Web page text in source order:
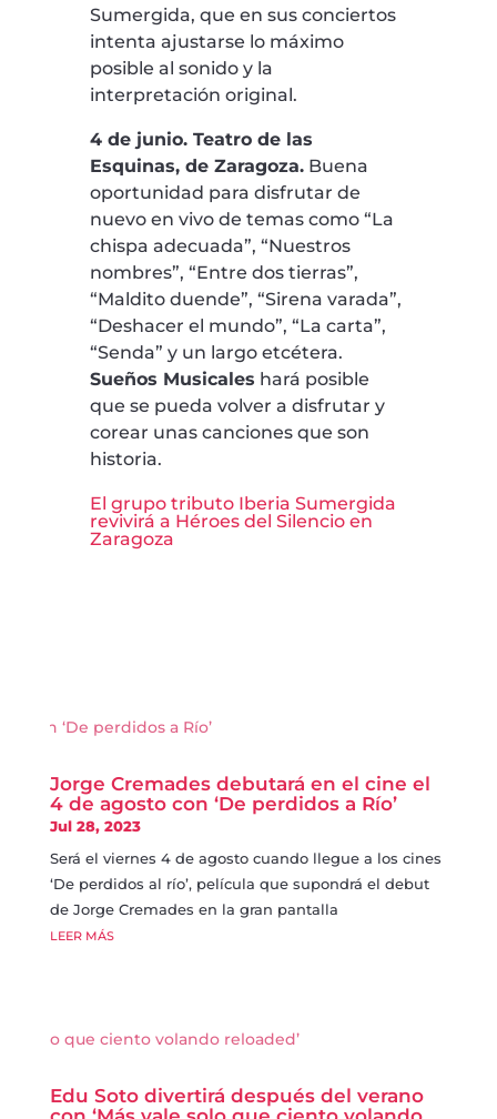
Sumergida, que en sus conciertos
intenta ajustarse lo máximo
posible al sonido y la
interpretación original.
4 de junio. Teatro de las
Esquinas, de Zaragoza.Buena
oportunidad para disfrutar de
nuevo en vivo de temas como “La
chispa adecuada”, “Nuestros
nombres”, “Entre dos tierras”,
“Maldito duende”, “Sirena varada”,
“Deshacer el mundo”, “La carta”,
“Senda” y un largo etcétera.
Sueños Musicales hará posible
que se pueda volver a disfrutar y
corear unas canciones que son
historia.
El grupo tributo Iberia Sumergida
revivirá a Héroes del Silencio en
Zaragoza
Jorge Cremades debutará en el cine el
4 de agosto con ‘De perdidos a Río’
Jul 28, 2023
Será el viernes 4 de agosto cuando llegue a los cines
‘De perdidos al río’, película que supondrá el debut
de Jorge Cremades en la gran pantalla
LEER MÁS
Edu Soto divertirá después del verano